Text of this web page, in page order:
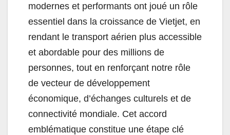
modernes et performants ont joué un rôle
essentiel dans la croissance de Vietjet, en
rendant le transport aérien plus accessible
et abordable pour des millions de
personnes, tout en renforçant notre rôle
de vecteur de développement
économique, d’échanges culturels et de
connectivité mondiale. Cet accord
emblématique constitue une étape clé